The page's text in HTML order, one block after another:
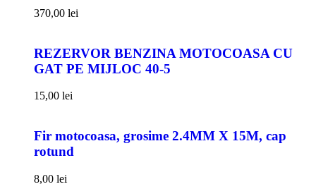
370,00 lei
REZERVOR BENZINA MOTOCOASA CU
GAT PE MIJLOC 40-5
15,00 lei
Fir motocoasa, grosime 2.4MM X 15M, cap
rotund
8,00 lei